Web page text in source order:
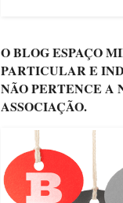
O BLOG ESPAÇO
PARTICULAR E
NÃO PERTENCE A
ASSOCIAÇÃO.